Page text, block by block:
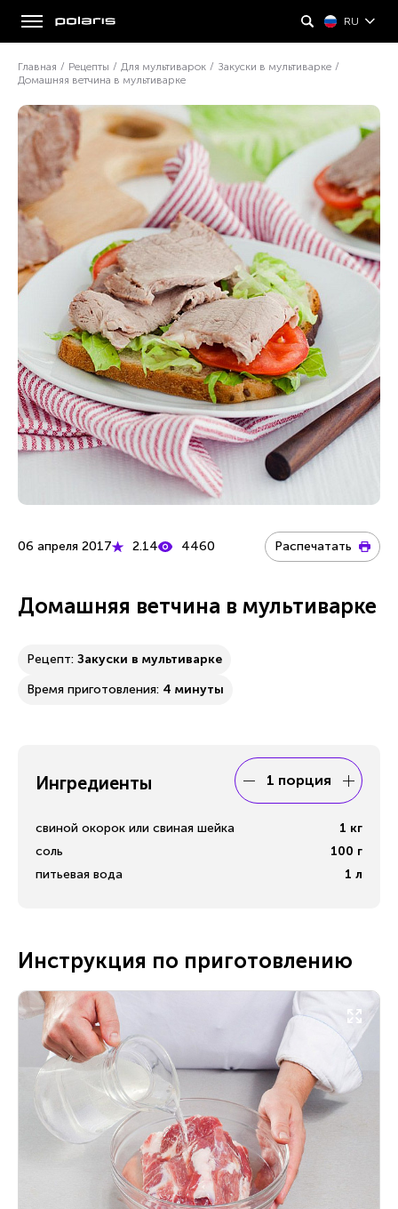
RU
Главная / Рецепты / Для мультиварок / Закуски в мультиварке /
Домашняя ветчина в мультиварке
06 апреля 2017 2.14 4460 Распечатать
Домашняя ветчина в мультиварке
Рецепт: Закуски в мультиварке
Время приготовления: 4 минуты
Ингредиенты 1 порция
свиной окорок или свиная шейка 1 кг
соль
100 г
питьевая вода
1 л
Инструкция по приготовлению